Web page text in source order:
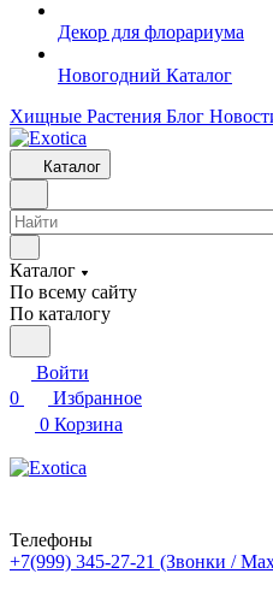
Декор для флорариума
Новогодний Каталог
Хищные Растения Блог
Каталог
Каталог
По всему сайту
По каталогу
Войти
0
Избранное
0 Корзина
Телефоны
+7(999) 345-27-21 (Звонки /